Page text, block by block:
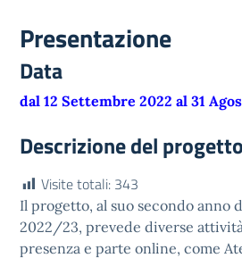
Presentazione
Data
dal 12 Settembre 2022 al 31
Descrizione del progetto
Visite totali: 343
Il progetto, al suo secondo anno
2022/23, prevede diverse
presenza e parte online, come